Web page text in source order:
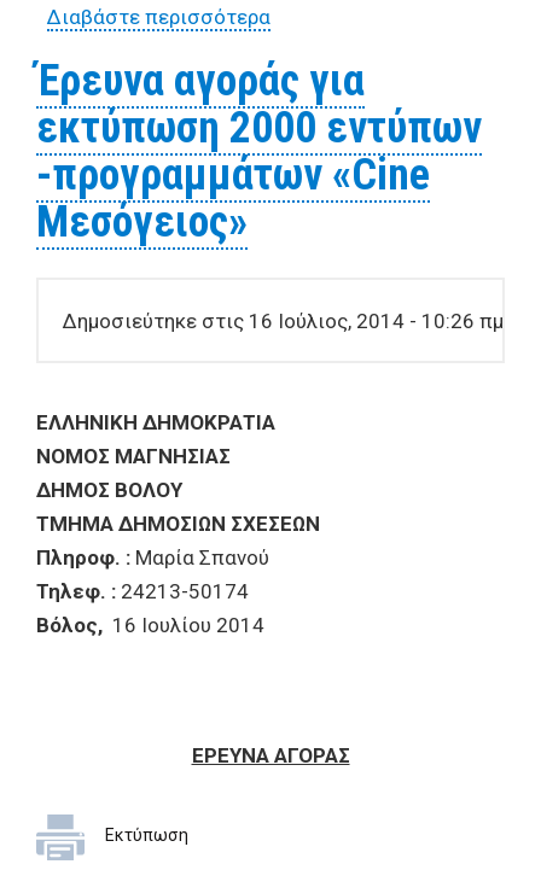
Διαβάστε περισσότεραγια Έρευνα αγοράς για τις
Φεστιβάλ Παραδοσιακών
Χορών με τη συμμετοχή
χορευτικών συγκροτημάτων
από την Ελλάδα και το
Έρευνα αγοράς για
εκτύπωση 2000 εντύπων
-προγραμμάτων «Cine
Μεσόγειος»
Δημοσιεύτηκε στις 16 Ιούλιος, 2014 - 10:26 πμ
ΕΛΛΗΝΙΚΗ ΔΗΜΟΚΡΑΤΙΑ
ΝΟΜΟΣ ΜΑΓΝΗΣΙΑΣ
ΔΗΜΟΣ ΒΟΛΟΥ
ΤΜΗΜΑ ΔΗΜΟΣΙΩΝ ΣΧΕΣΕΩΝ
Πληροφ. : Μαρία Σπανού
Τηλεφ. : 24213-50174
Βόλος, 16 Ιουλίου 2014
ΕΡΕΥΝΑ ΑΓΟΡΑΣ
Εκτύπωση